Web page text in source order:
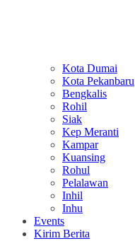
Kota Dumai
Kota Pekanbaru
Bengkalis
Rohil
Siak
Kep Meranti
Kampar
Kuansing
Rohul
Pelalawan
Inhil
Inhu
Events
Kirim Berita